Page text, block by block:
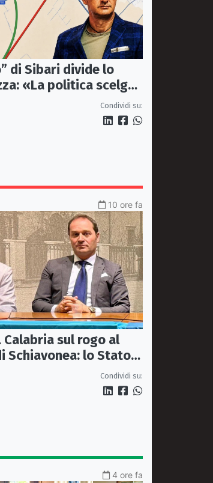
di Sibari divide lo
«La politica scelga
Condividi su:
10 ore fa
Calabria sul rogo al
Schiavonea: lo Stato
di legalitàCondividi su:
4 ore fa